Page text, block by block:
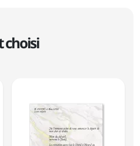
choisi